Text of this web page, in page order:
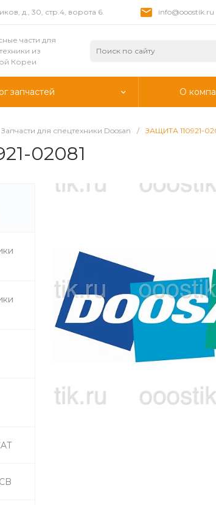
д., 30, стр.4, ворота 6. info@ooostik.ru
части для
из
Кореи
запчастей О
Запчасти для спецтехники Doosan / ЗАЩИТА 110921-
02081